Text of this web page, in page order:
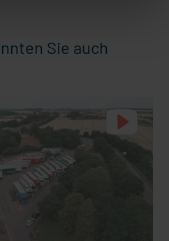
Sie auch